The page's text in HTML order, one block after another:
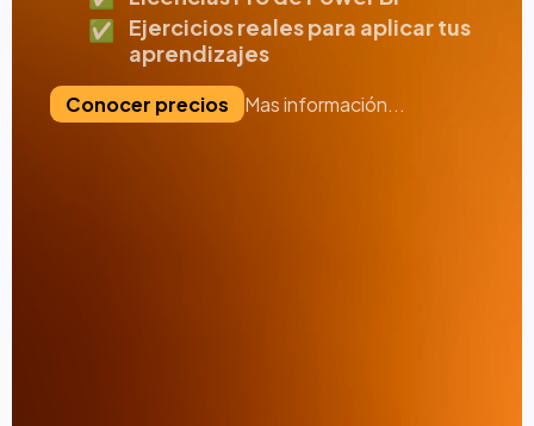
✅
Ejercicios reales para aplicar tus
aprendizajes
Conocer precios Mas información...